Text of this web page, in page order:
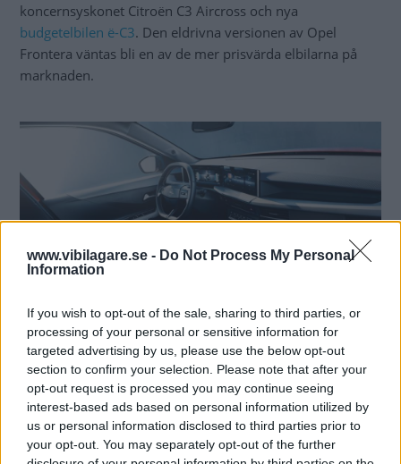
www.vibilagare.se - Do Not Process My Personal
Information
If you wish to opt-out of the sale, sharing to third parties, or
processing of your personal or sensitive information for
targeted advertising by us, please use the below opt-out
section to confirm your selection. Please note that after your
opt-out request is processed you may continue seeing
interest-based ads based on personal information utilized by
us or personal information disclosed to third parties prior to
your opt-out. You may separately opt-out of the further
koncernsyskonet Citroën C3 Aircross och nya
budgetelbilen ë-C3. Den eldrivna versionen av Opel
Frontera väntas bli en av de mer prisvärda elbilarna på
marknaden.
Stolarna har klädsel som tillverkats av återvunnet material. De har också en
särskild finess som minskar trycket på svanskotan för att öka komforten på
längre resor.
På insidan bjudermodellen på digitala instrument och